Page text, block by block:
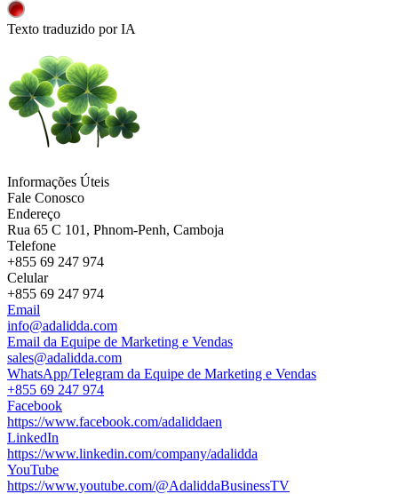
Texto traduzido por IA
Informações Úteis
Fale Conosco
Endereço
Rua 65 C 101, Phnom-Penh, Camboja
Telefone
+855 69 247 974
Celular
+855 69 247 974
Email
info@adalidda.com
Email da Equipe de Marketing e Vendas
sales@adalidda.com
WhatsApp/Telegram da Equipe de Marketing e Vendas
+855 69 247 974
Facebook
https://www.facebook.com/adaliddaen
LinkedIn
https://www.linkedin.com/company/adalidda
YouTube
https://www.youtube.com/@AdaliddaBusinessTV